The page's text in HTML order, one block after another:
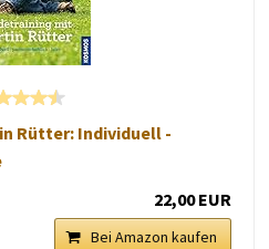
Rütter: Individuell -
22,00 EUR
Bei Amazon kaufen